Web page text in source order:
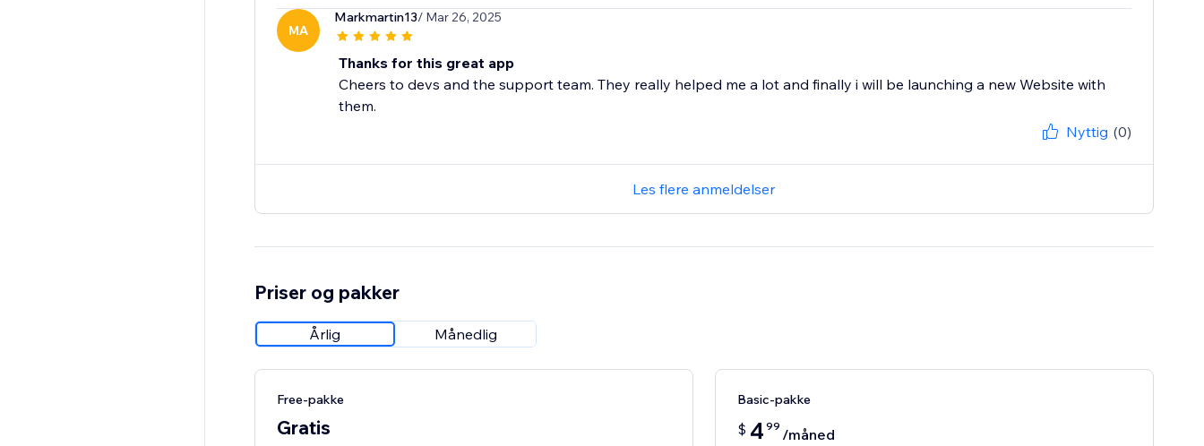
MA
Markmartin13/ Mar 26, 2025
Thanks for this great app
Cheers to devs and the support team. They really helped me a lot and finally i will be launching a new Website with
them.
Nyttig (0)
Les flere anmeldelser
Priser og pakker
Årlig Månedlig
Free-pakke
Gratis
Basic-pakke
$ 4 99 /måned